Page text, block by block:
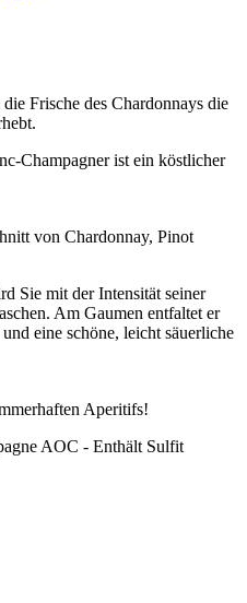
Frische des Chardonnays die
Champagner ist ein köstlicher
von Chardonnay, Pinot
Sie mit der Intensität seiner
Am Gaumen entfaltet er
eine schöne, leicht säuerliche
Aperitifs!
AOC - Enthält Sulfit